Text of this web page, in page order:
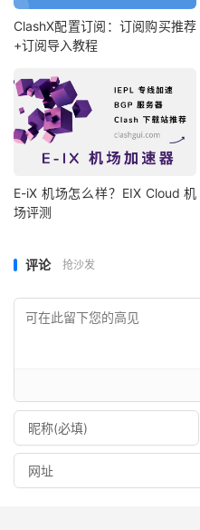
ClashX配置订阅：订阅购买推荐
+订阅导入教程
E-iX 机场怎么样？EIX Cloud 机
场评测
评论 抢沙发